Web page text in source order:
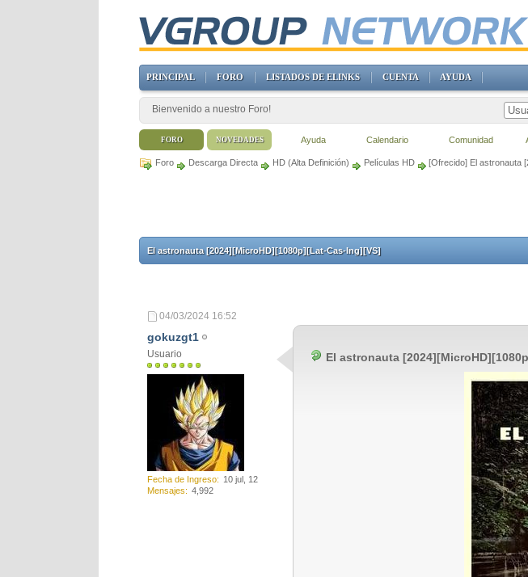
Foro Descarga Directa HD (Alta Definición) Películas HD [Ofrecido] El astronauta
El astronauta [2024][MicroHD][1080p][Lat-Cas-Ing][VS]
04/03/2024 16:52
gokuzgt1
Usuario
Fecha de Ingreso
10 jul, 12
Mensajes
4,992
El astronauta
PRINCIPAL FORO LISTADOS DE ELINKS CUENTA AYUDA
Bienvenido a nuestro Foro!
FORO Ayuda Calendario Comunidad
NOVEDADES